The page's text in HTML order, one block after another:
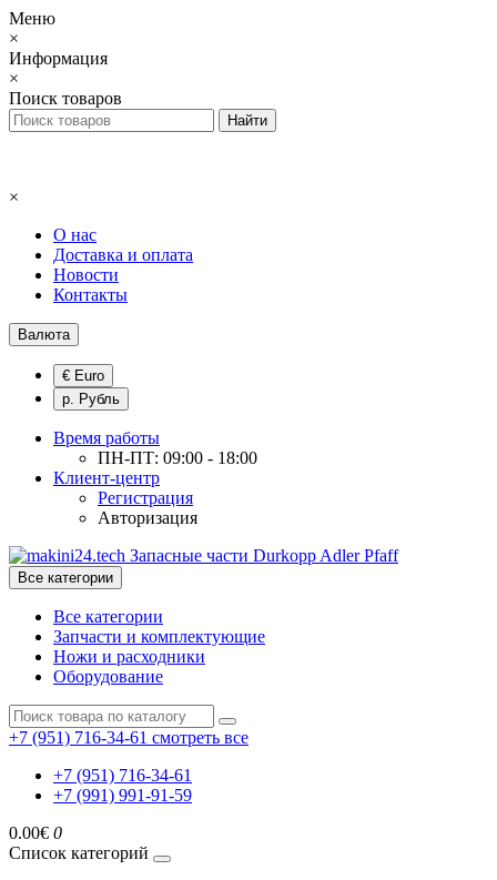
Меню
×
Информация
×
Поиск товаров
×
О нас
Доставка и оплата
Новости
Контакты
Валюта
€ Euro
р. Рубль
Время работы
ПН-ПТ: 09:00 - 18:00
Клиент-центр
Регистрация
Авторизация
Все категории
Все категории
Запчасти и комплектующие
Ножи и расходники
Оборудование
+7 (951) 716-34-61 смотреть все
+7 (951) 716-34-61
+7 (991) 991-91-59
0.00€ 0
Список категорий